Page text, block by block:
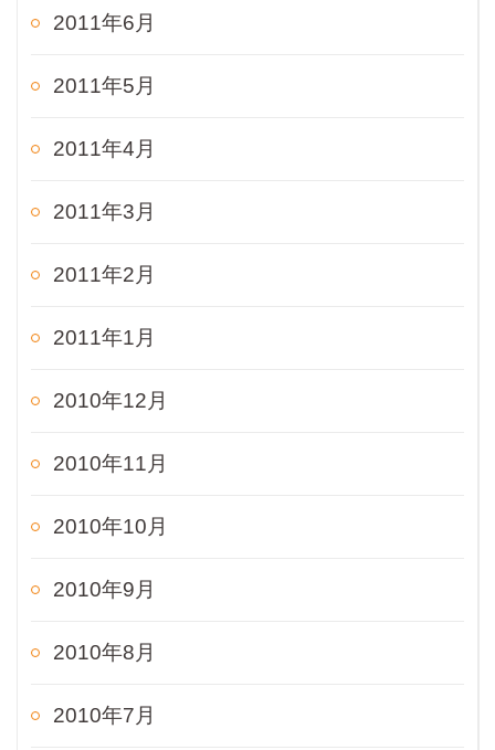
2011年6月
2011年5月
2011年4月
2011年3月
2011年2月
2011年1月
2010年12月
2010年11月
2010年10月
2010年9月
2010年8月
2010年7月